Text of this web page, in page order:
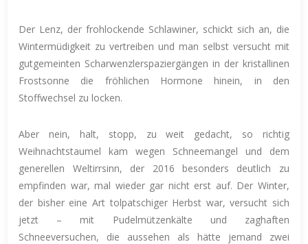
Der Lenz, der frohlockende Schlawiner, schickt sich an, die
Wintermüdigkeit zu vertreiben und man selbst versucht mit
gutgemeinten Scharwenzlerspaziergängen in der kristallinen
Frostsonne die fröhlichen Hormone hinein, in den
Stoffwechsel zu locken.
Aber nein, halt, stopp, zu weit gedacht, so richtig
Weihnachtstaumel kam wegen Schneemangel und dem
generellen Weltirrsinn, der 2016 besonders deutlich zu
empfinden war, mal wieder gar nicht erst auf. Der Winter,
der bisher eine Art tolpatschiger Herbst war, versucht sich
jetzt – mit Pudelmützenkälte und zaghaften
Schneeversuchen, die aussehen als hätte jemand zwei